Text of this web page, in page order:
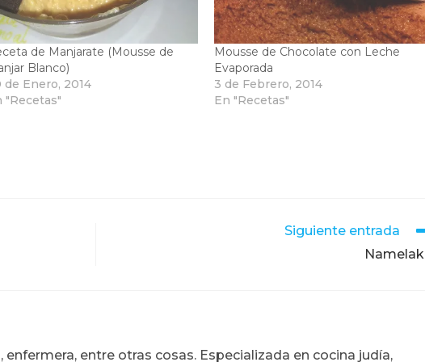
de Manjarate (Mousse de
Blanco)
de Enero, 2014
"Recetas"
Mousse de Chocolate con Leche
Evaporada
3 de Febrero, 2014
En "Recetas"
Siguiente entrada
enfermera, entre otras cosas. Especializada en cocina judía,